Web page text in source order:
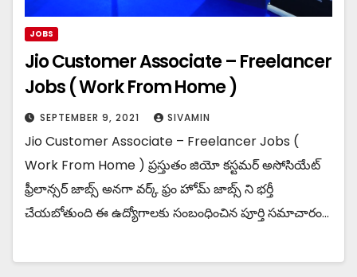
JOBS
Jio Customer Associate – Freelancer
Jobs ( Work From Home )
SEPTEMBER 9, 2021 SIVAMIN
Jio Customer Associate – Freelancer Jobs (
Work From Home ) ప్రస్తుతం జియో కస్టమర్ అసోసియేట్
ఫ్రీలాన్సర్ జాబ్స్ అనగా వర్క్ ఫ్రం హోమ్ జాబ్స్ ని భర్తీ
చేయబోతుంది ఈ ఉద్యోగాలకు సంబంధించిన పూర్తి సమాచారం…